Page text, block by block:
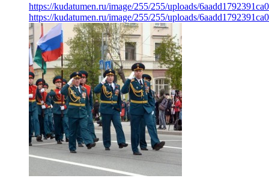
https://kudatumen.ru/image/255/255/uploads/
https://kudatumen.ru/image/255/255/uploads/